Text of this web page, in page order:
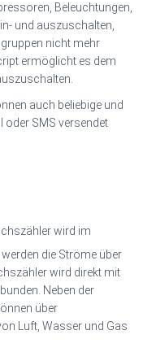
Beleuchtungen,
und auszuschalten,
nicht mehr
ermöglicht es dem
auch beliebige und
SMS versendet
wird im
die Ströme über
wird direkt mit
Neben der
über
Luft, Wasser und Gas